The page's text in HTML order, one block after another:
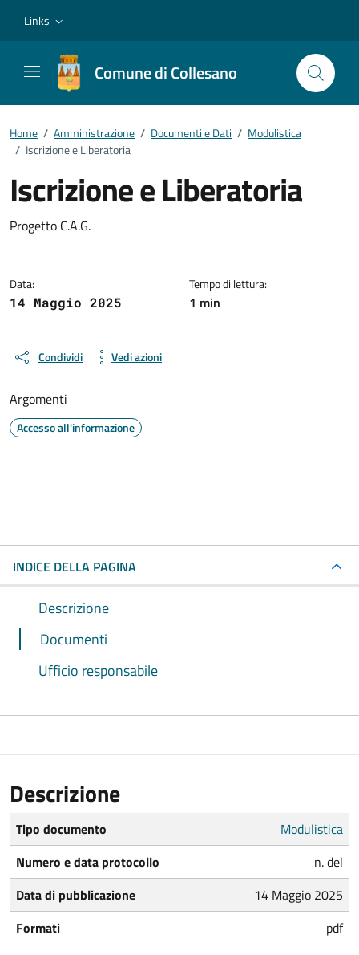
Links
Comune di Collesano
Home / Amministrazione / Documenti e Dati / Modulistica
/ Iscrizione e Liberatoria
Iscrizione e Liberatoria
Dettagli del documento
Progetto C.A.G.
Data:
14 Maggio 2025
Tempo di lettura:
1 min
Condividi Vedi azioni
Argomenti
Accesso all'informazione
INDICE DELLA PAGINA
Descrizione
Documenti
Ufficio responsabile
Descrizione
Tipo documento
Modulistica
Numero e data protocollo
n. del
Data di pubblicazione
14 Maggio 2025
Formati
pdf